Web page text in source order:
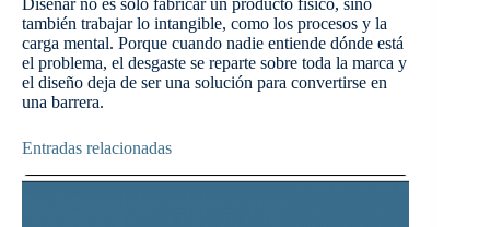
Diseñar no es solo fabricar un producto físico, sino
también trabajar lo intangible, como los procesos y la
carga mental. Porque cuando nadie entiende dónde está
el problema, el desgaste se reparte sobre toda la marca y
el diseño deja de ser una solución para convertirse en
una barrera.
Entradas relacionadas